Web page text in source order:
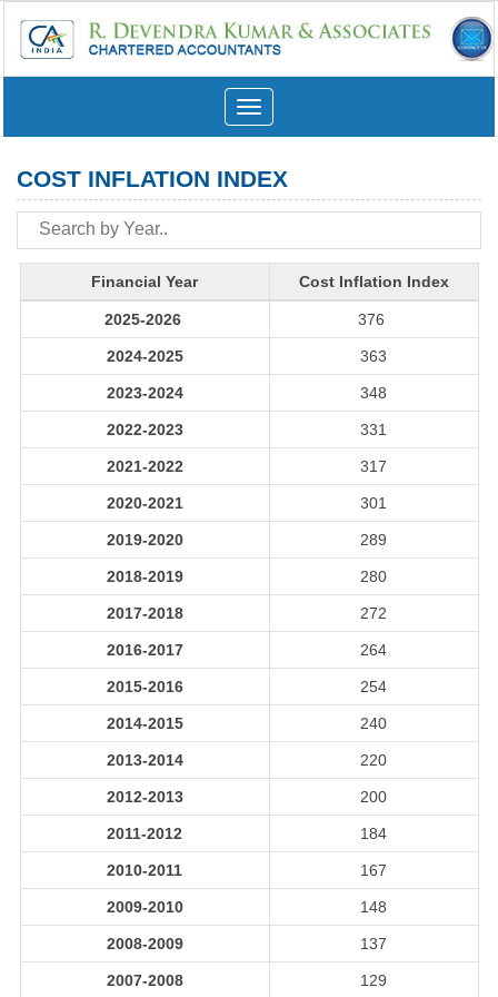
Toggle
navigation
COST INFLATION INDEX
Financial Year Cost Inflation Index
2025-2026 376
2024-2025 363
2023-2024 348
2022-2023 331
2021-2022 317
2020-2021 301
2019-2020 289
2018-2019 280
2017-2018 272
2016-2017 264
2015-2016 254
2014-2015 240
2013-2014 220
2012-2013 200
2011-2012 184
2010-2011 167
2009-2010 148
2008-2009 137
2007-2008 129